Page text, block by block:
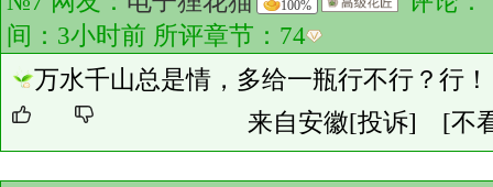
100%
间：3小时前 所评章节： 74
万水千山总是情，多给一瓶行不行？行！
来自安徽[投诉] [不